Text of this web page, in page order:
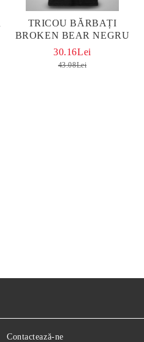
TRICOU BĂRBAȚI
BROKEN BEAR NEGRU
30.16Lei
43.08Lei
Contactează-ne